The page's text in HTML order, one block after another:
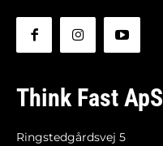
Think Fast ApS
Ringstedgårdsvej 5